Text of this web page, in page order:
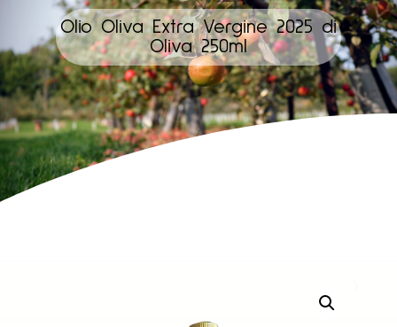
Olio Oliva Extra Vergine 2025 di
Oliva 250ml